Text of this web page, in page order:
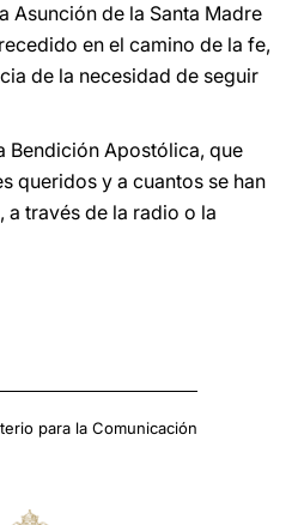
Asunción de la Santa Madre
en el camino de la fe,
de la necesidad de seguir
Bendición Apostólica, que
queridos y a cuantos se han
a través de la radio o la
para la Comunicación